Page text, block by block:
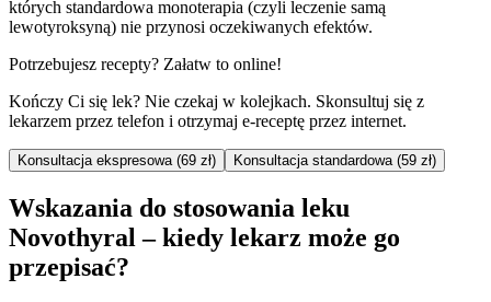
których standardowa monoterapia (czyli leczenie samą
lewotyroksyną) nie przynosi oczekiwanych efektów.
Potrzebujesz recepty? Załatw to online!
Kończy Ci się lek? Nie czekaj w kolejkach. Skonsultuj się z
lekarzem przez telefon i otrzymaj e-receptę przez internet.
Konsultacja ekspresowa (69 zł) Konsultacja standardowa (59 zł)
Wskazania do stosowania leku
Novothyral – kiedy lekarz może go
przepisać?